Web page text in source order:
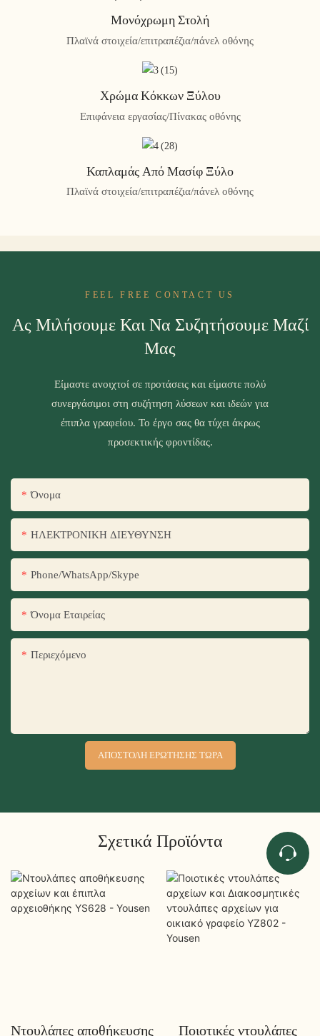
Μονόχρωμη Στολή
Πλαϊνά στοιχεία/επιτραπέζια/πάνελ οθόνης
Χρώμα Κόκκων Ξύλου
Επιφάνεια εργασίας/Πίνακας οθόνης
Καπλαμάς Από Μασίφ Ξύλο
Πλαϊνά στοιχεία/επιτραπέζια/πάνελ οθόνης
FEEL FREE CONTACT US
Ας Μιλήσουμε Και Να Συζητήσουμε Μαζί
Μας
Είμαστε ανοιχτοί σε προτάσεις και είμαστε πολύ
συνεργάσιμοι στη συζήτηση λύσεων και ιδεών για
έπιπλα γραφείου. Το έργο σας θα τύχει άκρως
προσεκτικής φροντίδας.
Όνομα
ΗΛΕΚΤΡΟΝΙΚΗ ΔΙΕΥΘΥΝΣΗ
Phone/WhatsApp/Skype
Όνομα Εταιρείας
Περιεχόμενο
ΑΠΟΣΤΟΛΉ ΕΡΏΤΗΣΗΣ ΤΏΡΑ
Σχετικά Προϊόντα
Ντουλάπες αποθήκευσης Ποιοτικές ντουλάπες